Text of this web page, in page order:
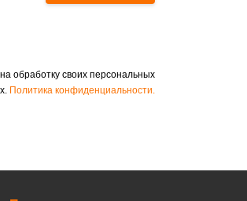
обработку своих персональных
Политика конфиденциальности.